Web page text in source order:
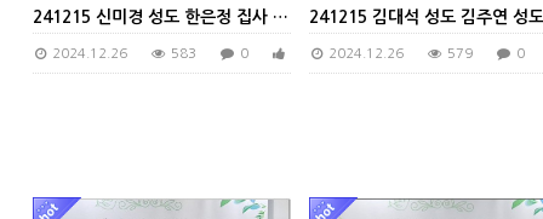
241215 신미경 성도 한은정 집사 인도
2024.12.26 583 0 2024.12.26 579 0